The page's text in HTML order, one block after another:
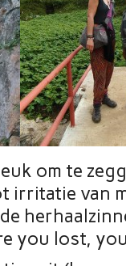
om te
irritatie van
you lost,